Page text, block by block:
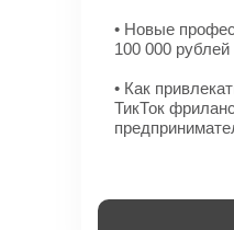
• Новые
100 000 рублей
• Как
ТикТок